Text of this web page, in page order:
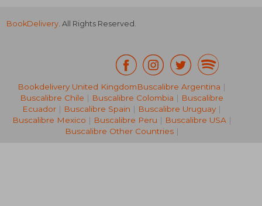
32,65 €
BookDelivery. All Rights Reserved.
Bookdelivery United KingdomBuscalibre Argentina |
Buscalibre Chile | Buscalibre Colombia | Buscalibre
Ecuador | Buscalibre Spain | Buscalibre Uruguay |
Buscalibre Mexico | Buscalibre Peru | Buscalibre USA|
Buscalibre Other Countries|